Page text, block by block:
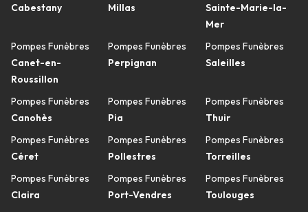
Cabestany
Pompes Funèbres
Canet-en-
Roussillon
Pompes Funèbres
Canohès
Pompes Funèbres
Céret
Pompes Funèbres
Claira
Millas
Pompes Funèbres
Perpignan
Pompes Funèbres
Pia
Pompes Funèbres
Pollestres
Pompes Funèbres
Port-Vendres
Sainte-Marie-la-
Mer
Pompes Funèbres
Saleilles
Pompes Funèbres
Thuir
Pompes Funèbres
Torreilles
Pompes Funèbres
Toulouges